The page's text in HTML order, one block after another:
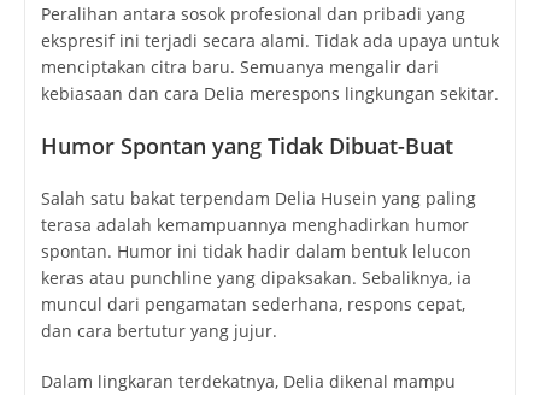
Peralihan antara sosok profesional dan pribadi yang
ekspresif ini terjadi secara alami. Tidak ada upaya untuk
menciptakan citra baru. Semuanya mengalir dari
kebiasaan dan cara Delia merespons lingkungan sekitar.
Humor Spontan yang Tidak Dibuat-Buat
Salah satu bakat terpendam Delia Husein yang paling
terasa adalah kemampuannya menghadirkan humor
spontan. Humor ini tidak hadir dalam bentuk lelucon
keras atau punchline yang dipaksakan. Sebaliknya, ia
muncul dari pengamatan sederhana, respons cepat,
dan cara bertutur yang jujur.
Dalam lingkaran terdekatnya, Delia dikenal mampu